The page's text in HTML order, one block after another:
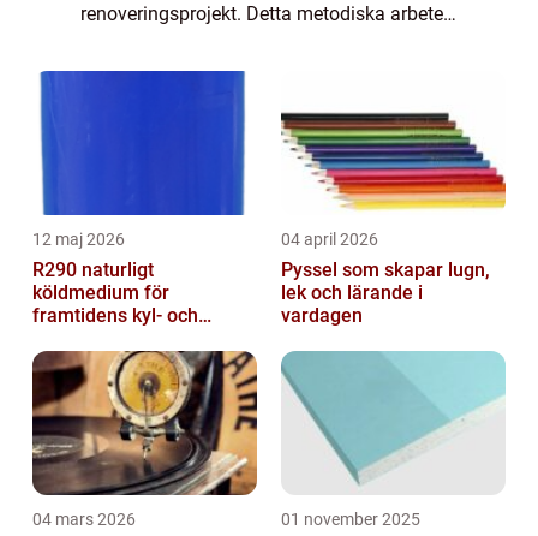
renoveringsprojekt. Detta metodiska arbete
skapa släta och j&a...
12 maj 2026
R290 naturligt
köldmedium för
framtidens kyl- och
04 april 2026
Pyssel som skapar lugn,
lek och lärande i
vardagen
04 mars 2026 01 november 2025